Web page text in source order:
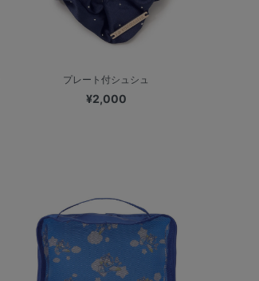
プレート付シュシュ
¥2,000